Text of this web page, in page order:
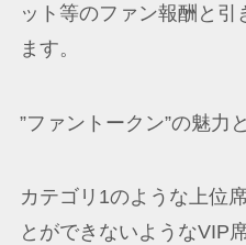
ット等のファン報酬と
ます。
”ファントークン”の魅力
カテゴリ1のような上位
とができないようなVIP席